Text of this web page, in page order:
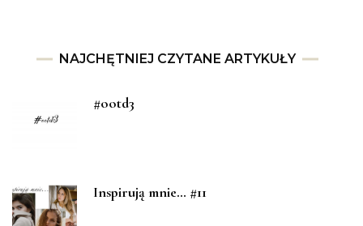
NAJCHĘTNIEJ CZYTANE ARTYKUŁY
#ootd3
Inspirują mnie… #11